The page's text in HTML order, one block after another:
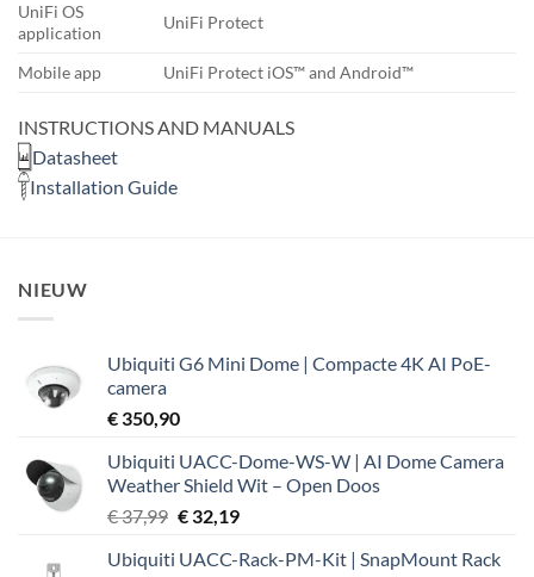
UniFi OS
application
UniFi Protect
Mobile app UniFi Protect iOS™ and Android™
INSTRUCTIONS AND MANUALS
Datasheet
Installation Guide
NIEUW
Ubiquiti G6 Mini Dome | Compacte 4K AI PoE-
camera
€ 350,90
Ubiquiti UACC-Dome-WS-W | AI Dome Camera
Weather Shield Wit – Open Doos
€37,99 Oorspronkelijke
was:
€32,19Huidige
is:
Ubiquiti UACC-Rack-PM-Kit | SnapMount Rack